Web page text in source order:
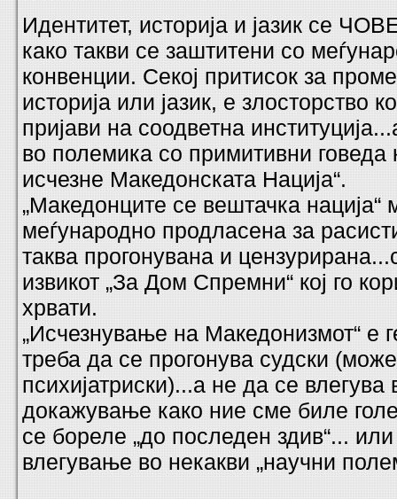
Идентитет, историја и јазик се
како такви се заштитени со
конвенции. Секој притисок за
историја или јазик, е злосторство
пријави на соодветна
во полемика со примитивни говеда
исчезне Македонската Нација“.
„Македонците се вештачка
меѓународно продласена за
таква прогонувана и
извикот „За Дом Спремни“ кој го
хрвати.
„Исчезнување на Македонизмот“ е
треба да се прогонува судски
психијатриски)...а не да се
докажување како ние сме биле
се бореле „до последен здив“...
влегување во некакви „научни